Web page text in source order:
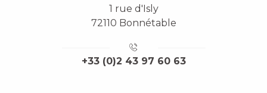
1 rue d'Isly
72110 Bonnétable
+33 (0)2 43 97 60 63